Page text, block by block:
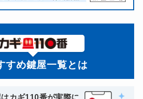
すめ鍵屋一覧とは
カギ110番が実際に